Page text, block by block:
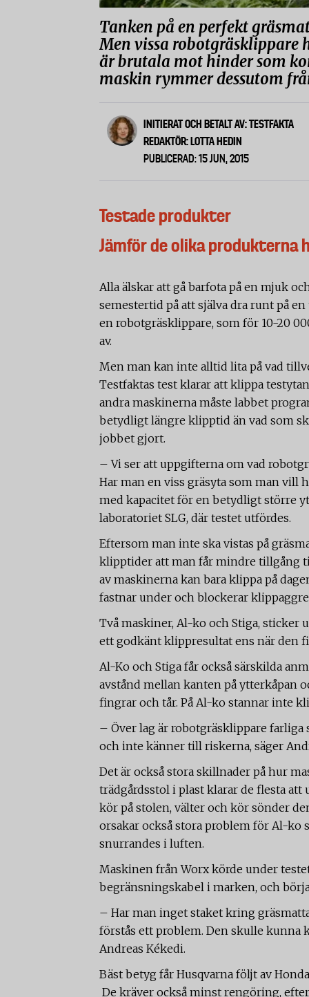
Tanken på en perfekt
Men vissa robotgräsklippare
är brutala mot hinder som
maskin rymmer dessutom
INITIERAT OCH BETALT AV: TESTFAKTA
REDAKTÖR: LOTTA HEDIN
PUBLICERAD: 15 JUN, 2015
Testade produkter
Jämför de olika produkterna
Alla älskar att gå barfota på en mjuk
semestertid på att själva dra runt på
en robotgräsklippare, som för 10-20
av.
Men man kan inte alltid lita på vad
Testfaktas test klarar att klippa
andra maskinerna måste labbet
betydligt längre klipptid än vad som
jobbet gjort.
– Vi ser att uppgifterna om vad
Har man en viss gräsyta som man vill
med kapacitet för en betydligt större
laboratoriet SLG, där testet utfördes.
Eftersom man inte ska vistas på
klipptider att man får mindre tillgång
av maskinerna kan bara klippa på
fastnar under och blockerar
Två maskiner, Al-ko och Stiga, sticker
ett godkänt klippresultat ens när den
Al-Ko och Stiga får också särskilda
avstånd mellan kanten på ytterkåpan
fingrar och tår. På Al-ko stannar inte
– Över lag är robotgräsklippare
och inte känner till riskerna, säger
Det är också stora skillnader på hur
trädgårdsstol i plast klarar de flesta
kör på stolen, välter och kör sönder
orsakar också stora problem för Al-ko
snurrandes i luften.
Maskinen från Worx körde under
begränsningskabel i marken, och
– Har man inget staket kring
förstås ett problem. Den skulle kunna
Andreas Kékedi.
Bäst betyg får Husqvarna följt av
De kräver också minst rengöring,